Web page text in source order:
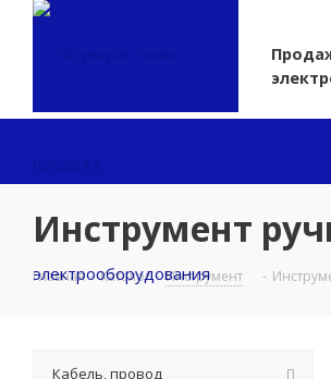
Инструмент
Главная - Каталог - Инструмент -
Кабель, провод